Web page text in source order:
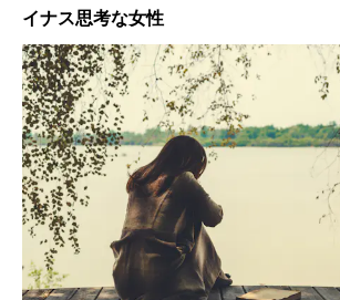
イナス思考な女性